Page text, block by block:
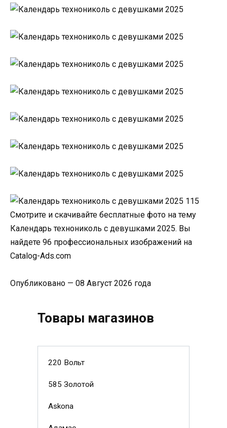
Смотрите и скачивайте бесплатные фото на тему
Календарь технониколь с девушками 2025. Вы
найдете 96 профессиональных изображений на
Catalog-Ads.com
Опубликовано — 08 Август 2026 года
Товары магазинов
220 Вольт
585 Золотой
Askona